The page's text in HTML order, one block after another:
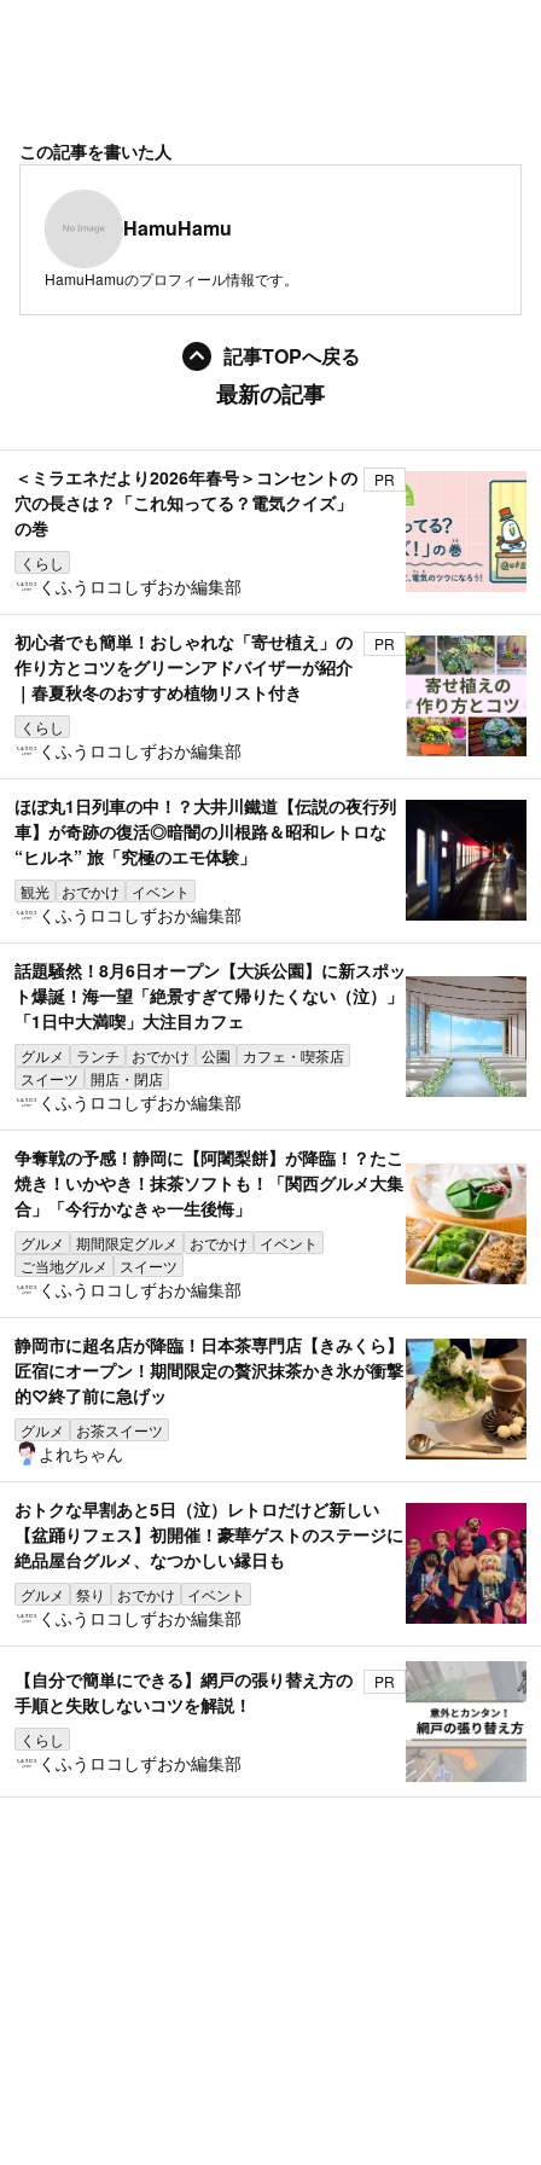
この記事を書いた人
HamuHamu
HamuHamuのプロフィール情報です。
記事TOPへ戻る
最新の記事
＜ミラエネだより2026年春号＞コンセントの
穴の長さは？「これ知ってる？電気クイズ」
の巻
くらし
PR
くふうロコしずおか編集部
初心者でも簡単！おしゃれな「寄せ植え」の
作り方とコツをグリーンアドバイザーが紹介
｜春夏秋冬のおすすめ植物リスト付き
くらし
PR
くふうロコしずおか編集部
ほぼ丸1日列車の中！？大井川鐵道【伝説の夜行列
車】が奇跡の復活◎暗闇の川根路＆昭和レトロな
“ヒルネ” 旅「究極のエモ体験」
観光 おでかけ イベント
くふうロコしずおか編集部
話題騒然！8月6日オープン【大浜公園】に新スポッ
ト爆誕！海一望「絶景すぎて帰りたくない（泣）」
「1日中大満喫」大注目カフェ
グルメ ランチ おでかけ 公園
カフェ・喫茶店
スイーツ
開店・閉店
くふうロコしずおか編集部
争奪戦の予感！静岡に【阿闍梨餅】が降臨！？たこ
焼き！いかやき！抹茶ソフトも！「関西グルメ大集
合」「今行かなきゃ一生後悔」
グルメ 期間限定グルメ おでかけ
イベント
ご当地グルメ
スイーツ
くふうロコしずおか編集部
静岡市に超名店が降臨！日本茶専門店【きみくら】
匠宿にオープン！期間限定の贅沢抹茶かき氷が衝撃
的♡終了前に急げッ
グルメ お茶スイーツ
よれちゃん
おトクな早割あと5日（泣）レトロだけど新しい
【盆踊りフェス】初開催！豪華ゲストのステージに
絶品屋台グルメ、なつかしい縁日も
グルメ 祭り おでかけ イベント
くふうロコしずおか編集部
【自分で簡単にできる】網戸の張り替え方の
手順と失敗しないコツを解説！
くらし
PR
くふうロコしずおか編集部